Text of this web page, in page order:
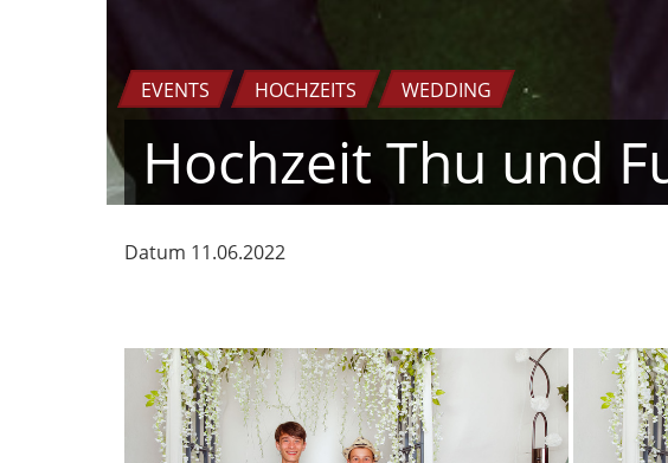
EVENTS HOCHZEITS WEDDING
Hoch­zeit Thu und
Datum 11.06.2022